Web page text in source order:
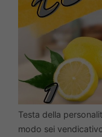
Testa della
modo sei